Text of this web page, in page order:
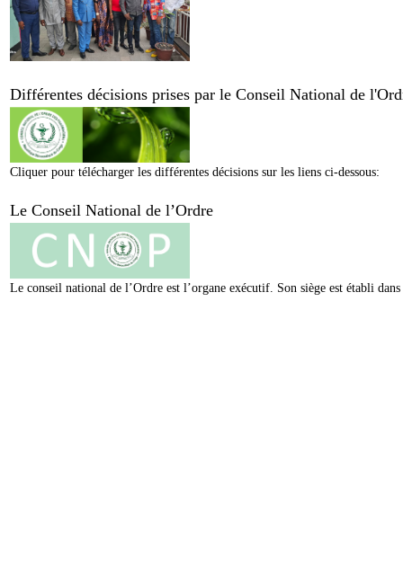
Différentes décisions prises par le Conseil National de
Cliquer pour télécharger les différentes décisions sur les liens ci-dessous:
Le Conseil National de l’Ordre
Le conseil national de l’Ordre est l’organe exécutif. Son siège est établi